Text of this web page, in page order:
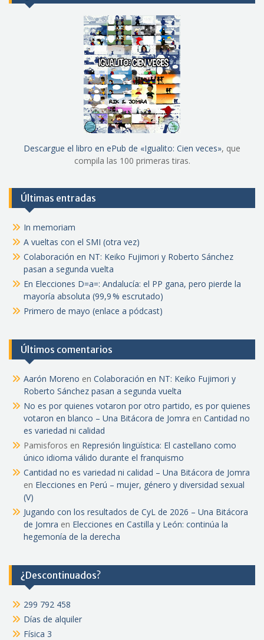
Descargue el libro en ePub de «Igualito: Cien veces», que
compila las 100 primeras tiras.
Últimas entradas
In memoriam
A vueltas con el SMI (otra vez)
Colaboración en NT: Keiko Fujimori y Roberto Sánchez
pasan a segunda vuelta
En Elecciones D=a=: Andalucía: el PP gana, pero pierde la
mayoría absoluta (99,9 % escrutado)
Primero de mayo (enlace a pódcast)
Últimos comentarios
Aarón Moreno en Colaboración en NT: Keiko Fujimori y
Roberto Sánchez pasan a segunda vuelta
No es por quienes votaron por otro partido, es por quienes
votaron en blanco – Una Bitácora de Jomra en Cantidad no
es variedad ni calidad
Pamisforos en Represión lingüística: El castellano como
único idioma válido durante el franquismo
Cantidad no es variedad ni calidad – Una Bitácora de Jomra
en Elecciones en Perú – mujer, género y diversidad sexual
(V)
Jugando con los resultados de CyL de 2026 – Una Bitácora
de Jomra en Elecciones en Castilla y León: continúa la
hegemonía de la derecha
¿Descontinuados?
299 792 458
Días de alquiler
Física 3